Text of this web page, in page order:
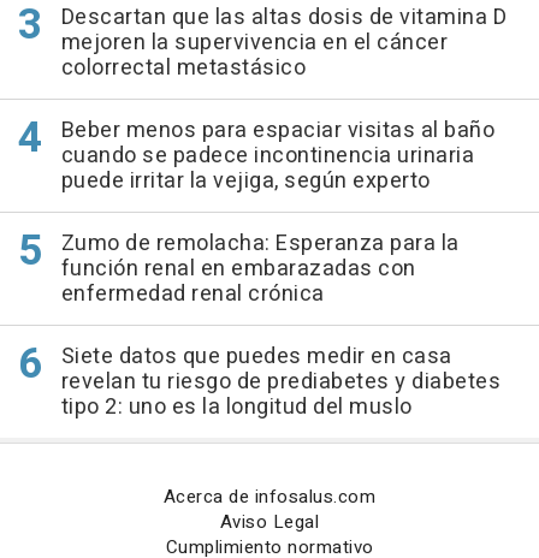
Descartan que las altas dosis de vitamina D
mejoren la supervivencia en el cáncer
colorrectal metastásico
Beber menos para espaciar visitas al baño
cuando se padece incontinencia urinaria
puede irritar la vejiga, según experto
Zumo de remolacha: Esperanza para la
función renal en embarazadas con
enfermedad renal crónica
Siete datos que puedes medir en casa
revelan tu riesgo de prediabetes y diabetes
tipo 2: uno es la longitud del muslo
Acerca de infosalus.com
Aviso Legal
Cumplimiento normativo